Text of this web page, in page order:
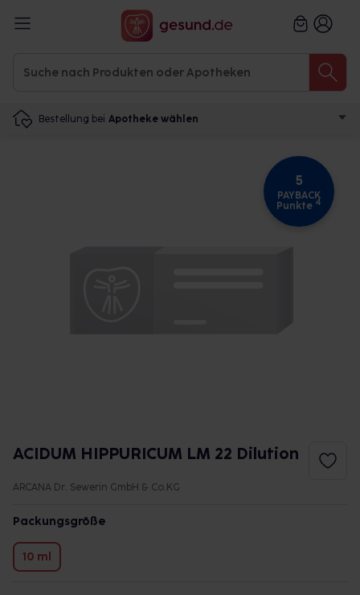
Bestellung bei Apotheke wählen
5
PAYBACK
Punkte 4
ACIDUM HIPPURICUM LM 22 Dilution
ARCANA Dr. Sewerin GmbH & Co.KG
Packungsgröße
10 ml